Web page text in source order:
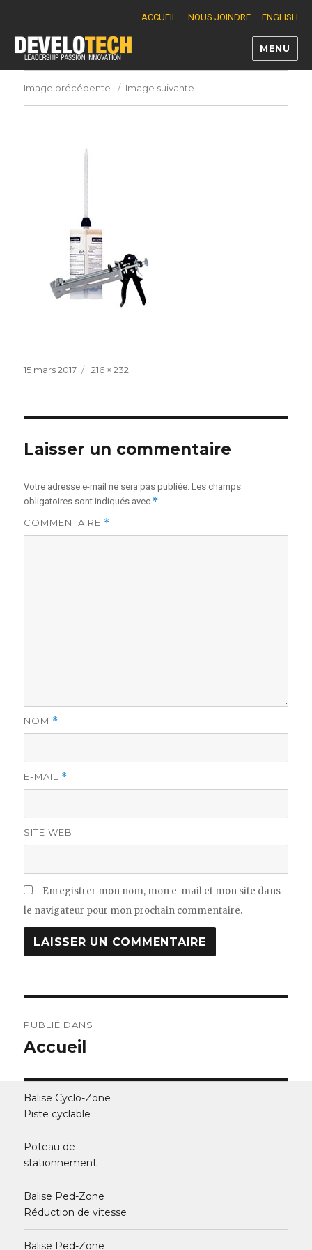
ACCUEIL NOUS JOINDRE ENGLISH
Develotech
MENU
Image précédente Image suivante
Publié
15 mars 2017
Taille
216 × 232
Laisser un commentaire
Votre adresse e-mail ne sera pas publiée. Les champs
obligatoires sont indiqués avec *
COMMENTAIRE *
NOM *
E-MAIL *
SITE WEB
Enregistrer mon nom, mon e-mail et mon site dans
le navigateur pour mon prochain commentaire.
de
PUBLIÉ DANS
Accueil
Balise Cyclo-Zone
Piste cyclable
Poteau de
stationnement
Balise Ped-Zone
Réduction de vitesse
Balise Ped-Zone